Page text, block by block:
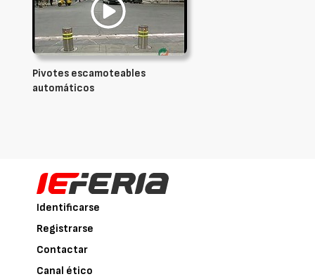
Pivotes escamoteables
automáticos
Identificarse
Registrarse
Contactar
Canal ético